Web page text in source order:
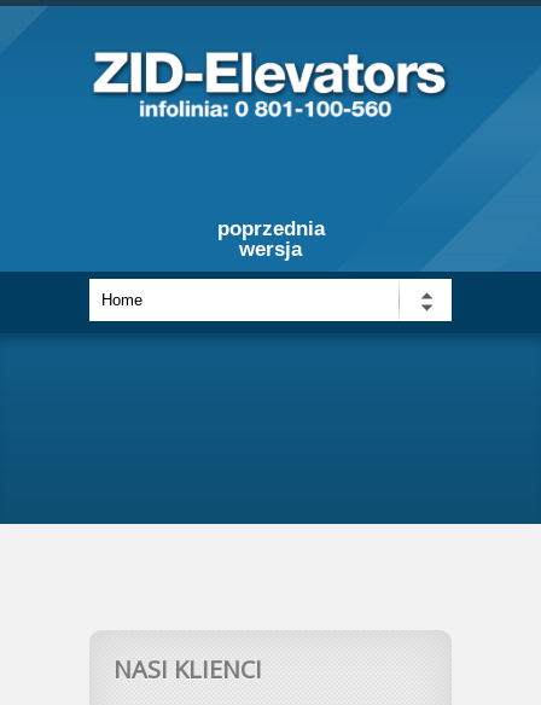
poprzednia
wersja
NASI KLIENCI